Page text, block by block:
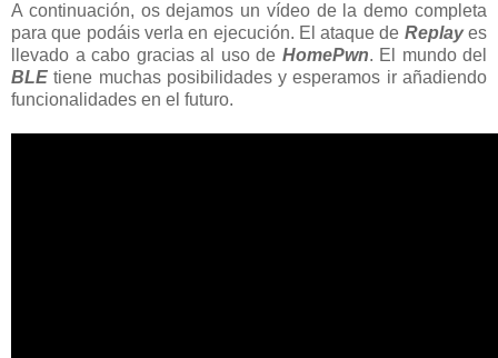
A continuación, os dejamos un vídeo de la demo completa
para que podáis verla en ejecución. El ataque de Replayes
llevado a cabo gracias al uso de HomePwn. El mundo del
BLE tiene muchas posibilidades y esperamos ir añadiendo
funcionalidades en el futuro.